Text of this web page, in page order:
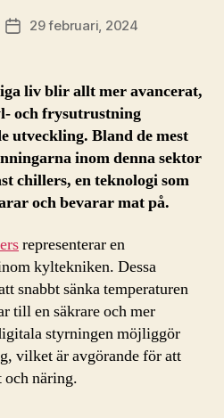
Inläggsdatum
29 februari, 2024
liv blir allt mer avancerat,
och frysutrustning
utveckling. Bland de mest
inom denna sektor
chillers, en teknologi som
och bevarar mat på.
representerar en
kyltekniken. Dessa
snabbt sänka temperaturen
till en säkrare och mer
styrningen möjliggör
vilket är avgörande för att
näring.